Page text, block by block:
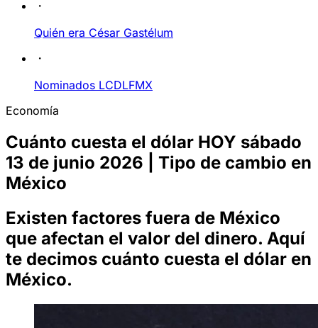
Quién era César Gastélum
Nominados LCDLFMX
Economía
Cuánto cuesta el dólar HOY sábado
13 de junio 2026 | Tipo de cambio en
México
Existen factores fuera de México
que afectan el valor del dinero. Aquí
te decimos cuánto cuesta el dólar en
México.